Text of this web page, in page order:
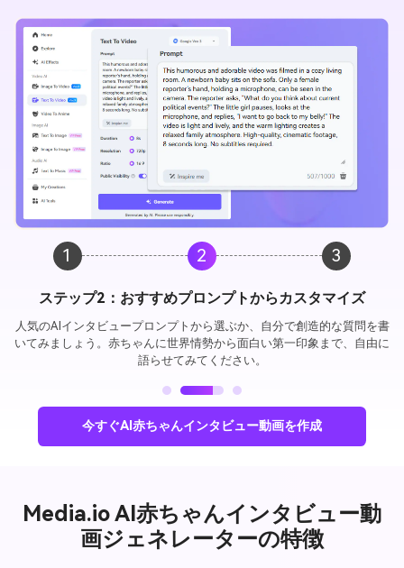
1 2 3
ステップ3：生成＆シェア
ワンクリックでAIインタビュー赤ちゃん動画が完成。TikTok、
Instagramリール、Threads、YouTubeショートに最適化された9:16の縦
長動画をすぐにダウンロードできます。
今すぐAI赤ちゃんインタビュー動画を作成
Media.io AI赤ちゃんインタビュー動
画ジェネレーターの特徴